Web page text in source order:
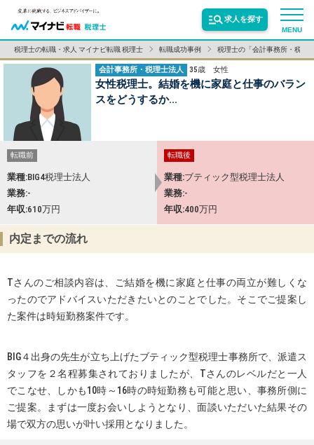
MENU
求人を探す
サービス紹介
転職お役立ち情報
求人情報
税理士の転職・求人 マイナビ転職 税理士 転職成功事例 税理士の「会計事務所・税理
会計事務所・税理士法人 35歳 女性
女性税理士。結婚を機に家庭と仕事のバラン
スをどうするか...
転職前
業種 BIG4税理士法人
業務 -
年収 610万円
転職後
業種 ブティック型税理士法人
業務 -
年収 400万円
内定までの流れ
Tさんのご相談内容は、ご結婚を機に家庭と仕事の両立が難しくな
ったのでアドバイスいただきたいとのことでした。そこでご提案し
た案件は時短勤務案件です。
BIG４出身の先生が立ち上げたブティック型税理士事務所で、派遣ス
タッフを２名程募集されておりましたが、Tさんのレベルだと一人
でこなせ、しかも10時～16時の時短勤務も可能と思い、事務所側に
ご提案。まずは一度お会いしようとなり、面談いただいた結果その
場で双方の思いが叶い採用となりました。